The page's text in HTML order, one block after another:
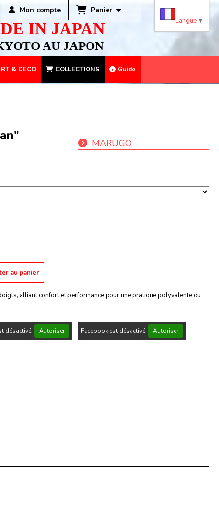
IN JAPAN
AU JAPON
Mon compte Panier
& DECO COLLECTIONS Guide
MARUGO
au panier
alliant confort et performance pour une pratique polyvalente du
désactivé. Autoriser Facebook est désactivé. Autoriser
Langue ▼